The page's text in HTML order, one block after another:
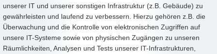
unserer IT und unserer sonstigen Infrastruktur (z.B. Gebäude) zu
gewährleisten und laufend zu verbessern. Hierzu gehören z.B. die
Überwachung und die Kontrolle von elektronischen Zugriffen auf
unsere IT-Systeme sowie von physischen Zugängen zu unseren
Räumlichkeiten, Analysen und Tests unserer IT-Infrastrukturen,